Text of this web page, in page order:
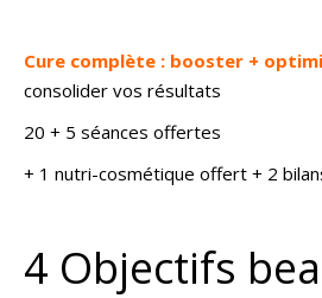
Cure complète : booster +
consolider vos résultats
20 + 5 séances offertes
+ 1 nutri-cosmétique offert + 2
4 Objectifs